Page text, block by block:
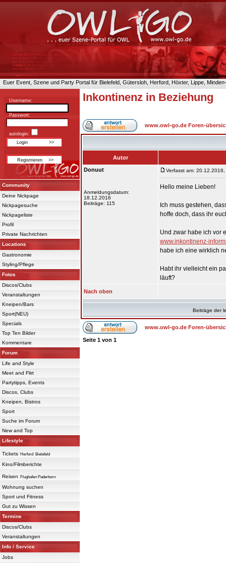
Euer Event, Szene und Party Portal für Bielefeld, Gütersloh, Herford, Höxter, Lippe,
Username:
Passwort:
autologin:
Community
Deine Nickpage
Nickpagesuche
Nickpageliste
Profil
Private Nachrichten
Locations
Gastronomie
Styling/Pflege
Fotos
Discos/Clubs
Veranstaltungen
Kneipen/Bars
Sport(NEU)
Specials
Top Ten Bilder
Kommentare
Forum
Life and Style
Meet and Flirt
Partytipps, Events
Discos, Clubs
Kneipen, Bistros
Sport
Suche im Forum
New and Top
Lifestyle
Tickets Herford Bielefeld
Kino/Filmberichte
Reisen Flughafen Paderborn
Wohnung suchen
Sport und Fitness
Gut zu Wissen
Termine
Discos/Clubs
Veranstaltungen
Info / Service
Jobs
Inkontinenz in Beziehung
www.owl-go.de Foren-
Autor
Donuut
Anmeldungsdatum:
18.12.2016
Beiträge: 115
Verfasst am:
Hello meine Lieben!
Ich muss gestehen,
hoffe doch, dass ihr
Und zwar habe ich vor
www.inkontinenz-
habe ich eine wirklich
Habt ihr vielleicht ein
läuft?
Nach oben
Beiträge der
www.owl-go.de Foren-
Seite 1 von 1